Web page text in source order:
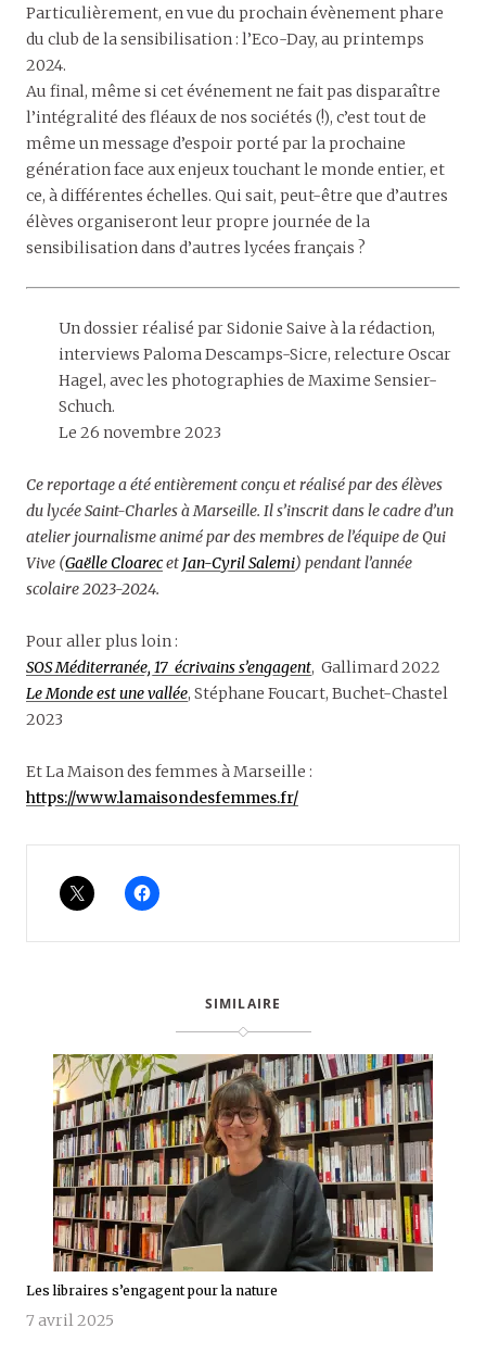
Particulièrement, en vue du prochain évènement phare
du club de la sensibilisation : l’Eco-Day, au printemps
2024.
Au final, même si cet événement ne fait pas disparaître
l’intégralité des fléaux de nos sociétés (!), c’est tout de
même un message d’espoir porté par la prochaine
génération face aux enjeux touchant le monde entier, et
ce, à différentes échelles. Qui sait, peut-être que d’autres
élèves organiseront leur propre journée de la
sensibilisation dans d’autres lycées français ?
Un dossier réalisé par Sidonie Saive à la rédaction,
interviews Paloma Descamps-Sicre, relecture Oscar
Hagel, avec les photographies de Maxime Sensier-
Schuch.
Le 26 novembre 2023
Ce reportage a été entièrement conçu et réalisé par des élèves
du lycée Saint-Charles à Marseille. Il s’inscrit dans le cadre d’un
atelier journalisme animé par des membres de l’équipe de Qui
Vive (Gaëlle Cloarecet Jan-Cyril Salemi) pendant l’année
scolaire 2023-2024.
Pour aller plus loin :
SOS Méditerranée, 17 écrivains s’engagent, Gallimard 2022
Le Monde est une vallée, Stéphane Foucart, Buchet-Chastel
2023
Et La Maison des femmes à Marseille :
https://www.lamaisondesfemmes.fr/
SIMILAIRE
Les libraires s’engagent pour la nature
7 avril 2025